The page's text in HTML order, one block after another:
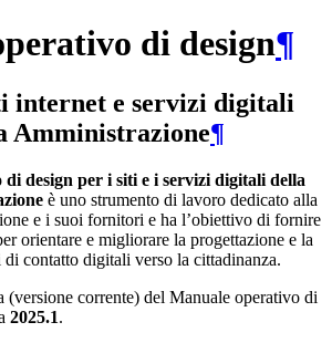
di design¶
internet e servizi digitali
Amministrazione¶
design per i siti e i servizi digitali della
è uno strumento di lavoro dedicato alla
e i suoi fornitori e ha l’obiettivo di fornire
orientare e migliorare la progettazione e la
contatto digitali verso la cittadinanza.
(versione corrente) del Manuale operativo di
2025.1.